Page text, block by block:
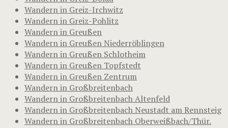
Wandern in Greiz-Irchwitz
Wandern in Greiz-Pohlitz
Wandern in Greußen
Wandern in Greußen Niederröblingen
Wandern in Greußen Schlotheim
Wandern in Greußen Topfstedt
Wandern in Greußen Zentrum
Wandern in Großbreitenbach
Wandern in Großbreitenbach Altenfeld
Wandern in Großbreitenbach Neustadt am Rennsteig
Wandern in Großbreitenbach Oberweißbach/Thür.